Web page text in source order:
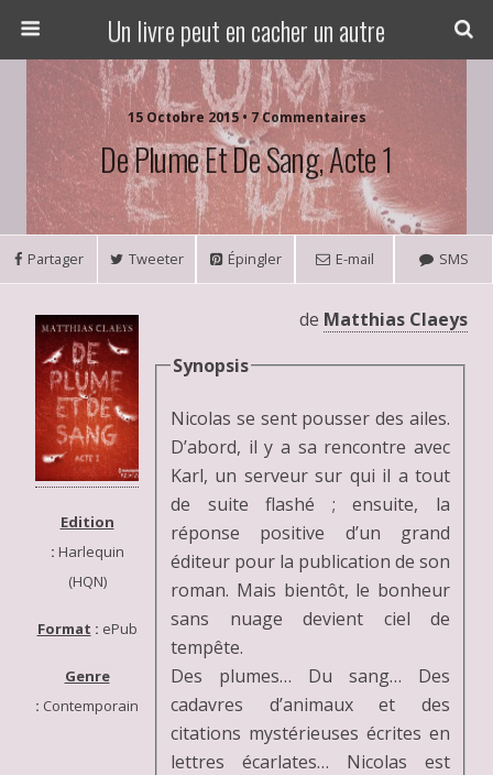
Un livre peut en cacher un autre
15 Octobre 2015 • 7 Commentaires
De Plume Et De Sang, Acte 1
Partager Tweeter Épingler E-mail SMS
Edition
: Harlequin
(HQN)
Format : ePub
Genre
: Contemporain
de Matthias Claeys
Synopsis
Nicolas se sent pousser des ailes.
D’abord, il y a sa rencontre avec
Karl, un serveur sur qui il a tout
de suite flashé ; ensuite, la
réponse positive d’un grand
éditeur pour la publication de son
roman. Mais bientôt, le bonheur
sans nuage devient ciel de
tempête.
Des plumes… Du sang… Des
cadavres d’animaux et des
citations mystérieuses écrites en
lettres écarlates… Nicolas est